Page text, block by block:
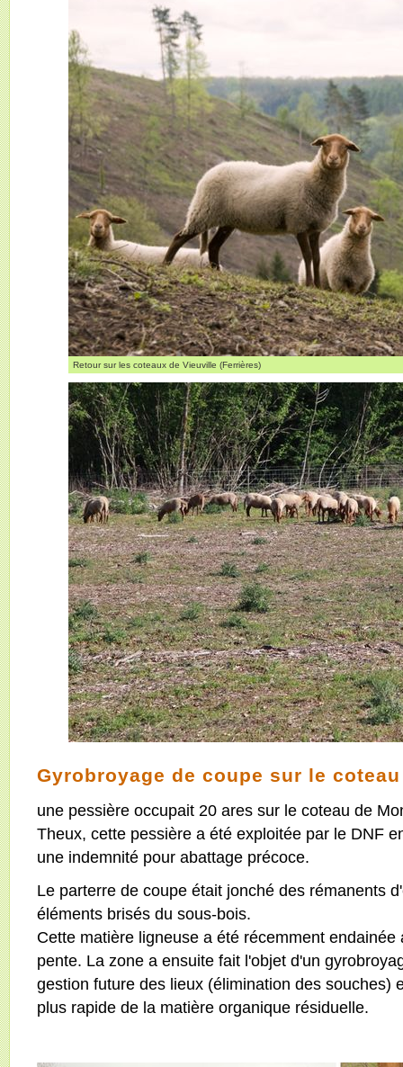
Retour sur les coteaux de Vieuville (Ferrières)
Gyrobroyage de coupe sur le
une pessière occupait 20 ares sur le coteau de
Theux, cette pessière a été exploitée par le DNF
une indemnité pour abattage précoce.
Le parterre de coupe était jonché des rémanents
éléments brisés du sous-bois.
Cette matière ligneuse a été récemment
pente. La zone a ensuite fait l'objet d'un
gestion future des lieux (élimination des souches)
plus rapide de la matière organique résiduelle.